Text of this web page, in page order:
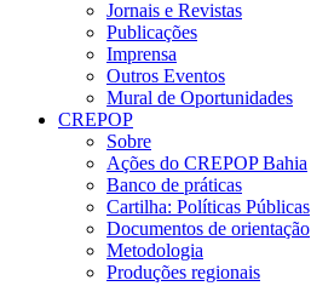
Jornais e Revistas
Publicações
Imprensa
Outros Eventos
Mural de Oportunidades
CREPOP
Sobre
Ações do CREPOP Bahia
Banco de práticas
Cartilha: Políticas Públicas
Documentos de orientação
Metodologia
Produções regionais